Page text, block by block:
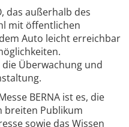
das außerhalb des
mit öffentlichen
Auto leicht erreichbar
Überwachung und
BERNA ist es, die
breiten Publikum
sowie das Wissen